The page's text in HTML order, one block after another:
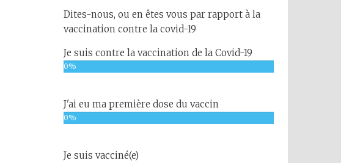
Dites-nous, ou en êtes vous par rapport à la
vaccination contre la covid-19
Je suis contre la vaccination de la Covid-19
0%
J'ai eu ma première dose du vaccin
0%
Je suis vacciné(e)